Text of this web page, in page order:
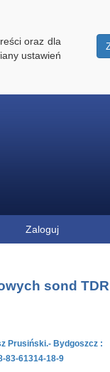
oraz dla
ustawień
Zaloguj
sond TDR
Prusiński.- Bydgoszcz :
83-61314-18-9